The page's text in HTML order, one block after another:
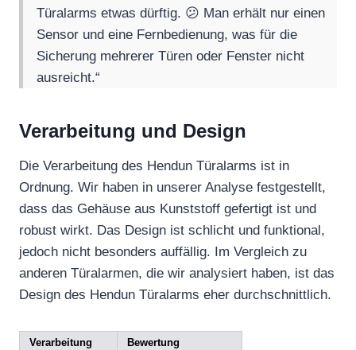
Türalarms etwas dürftig. 😕 Man erhält nur einen
Sensor und eine Fernbedienung, was für die
Sicherung mehrerer Türen oder Fenster nicht
ausreicht.“
Verarbeitung und Design
Die Verarbeitung des Hendun Türalarms ist in
Ordnung. Wir haben in unserer Analyse festgestellt,
dass das Gehäuse aus Kunststoff gefertigt ist und
robust wirkt. Das Design ist schlicht und funktional,
jedoch nicht besonders auffällig. Im Vergleich zu
anderen Türalarmen, die wir analysiert haben, ist das
Design des Hendun Türalarms eher durchschnittlich.
Verarbeitung
Bewertung